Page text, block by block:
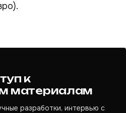
к
материалам
разработки, интервью с